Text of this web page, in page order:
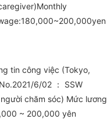
tin công việc (Tokyo,
6/02 ： SSW
chăm sóc) Mức lương
~ 200,000 yên